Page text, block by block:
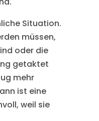
Situation.
müssen,
oder die
getaktet
mehr
ist eine
weil sie